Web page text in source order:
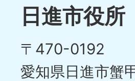
日進市役所
〒470-0192
愛知県日進市蟹